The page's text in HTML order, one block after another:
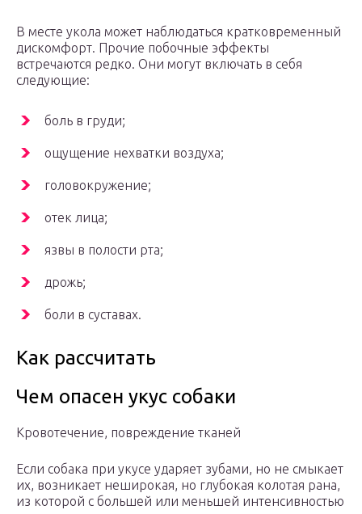
В месте укола может наблюдаться кратковременный
дискомфорт. Прочие побочные эффекты
встречаются редко. Они могут включать в себя
следующие:
боль в груди;
ощущение нехватки воздуха;
головокружение;
отек лица;
язвы в полости рта;
дрожь;
боли в суставах.
Как рассчитать
Чем опасен укус собаки
Кровотечение, повреждение тканей
Если собака при укусе ударяет зубами, но не смыкает
их, возникает неширокая, но глубокая колотая рана,
из которой с большей или меньшей интенсивностью